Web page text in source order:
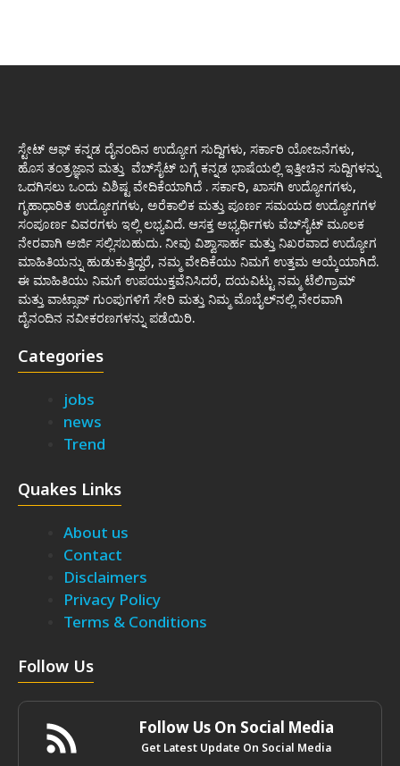
ಸ್ಟೇಟ್ ಆಫ್ ಕನ್ನಡ ದೈನಂದಿನ ಉದ್ಯೋಗ ಸುದ್ದಿಗಳು, ಸರ್ಕಾರಿ ಯೋಜನೆಗಳು,
ಹೊಸ ತಂತ್ರಜ್ಞಾನ ಮತ್ತು ವೆಬ್‌ಸೈಟ್ ಬಗ್ಗೆ ಕನ್ನಡ ಭಾಷೆಯಲ್ಲಿ ಇತ್ತೀಚಿನ ಸುದ್ದಿಗಳನ್ನು
ಒದಗಿಸಲು ಒಂದು ವಿಶಿಷ್ಟ ವೇದಿಕೆಯಾಗಿದೆ . ಸರ್ಕಾರಿ, ಖಾಸಗಿ ಉದ್ಯೋಗಗಳು,
ಗೃಹಾಧಾರಿತ ಉದ್ಯೋಗಗಳು, ಅರೆಕಾಲಿಕ ಮತ್ತು ಪೂರ್ಣ ಸಮಯದ ಉದ್ಯೋಗಗಳ
ಸಂಪೂರ್ಣ ವಿವರಗಳು ಇಲ್ಲಿ ಲಭ್ಯವಿದೆ. ಆಸಕ್ತ ಅಭ್ಯರ್ಥಿಗಳು ವೆಬ್‌ಸೈಟ್ ಮೂಲಕ
ನೇರವಾಗಿ ಅರ್ಜಿ ಸಲ್ಲಿಸಬಹುದು. ನೀವು ವಿಶ್ವಾಸಾರ್ಹ ಮತ್ತು ನಿಖರವಾದ ಉದ್ಯೋಗ
ಮಾಹಿತಿಯನ್ನು ಹುಡುಕುತ್ತಿದ್ದರೆ, ನಮ್ಮ ವೇದಿಕೆಯು ನಿಮಗೆ ಉತ್ತಮ ಆಯ್ಕೆಯಾಗಿದೆ.
ಈ ಮಾಹಿತಿಯು ನಿಮಗೆ ಉಪಯುಕ್ತವೆನಿಸಿದರೆ, ದಯವಿಟ್ಟು ನಮ್ಮ ಟೆಲಿಗ್ರಾಮ್
ಮತ್ತು ವಾಟ್ಸಾಪ್ ಗುಂಪುಗಳಿಗೆ ಸೇರಿ ಮತ್ತು ನಿಮ್ಮ ಮೊಬೈಲ್‌ನಲ್ಲಿ ನೇರವಾಗಿ
ದೈನಂದಿನ ನವೀಕರಣಗಳನ್ನು ಪಡೆಯಿರಿ.
Categories
jobs
news
Trend
Quakes Links
About us
Contact
Disclaimers
Privacy Policy
Terms & Conditions
Follow Us
Follow Us On Social Media
Get Latest Update On Social Media